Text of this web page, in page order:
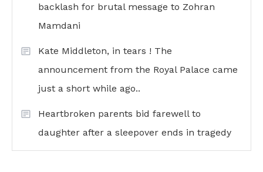
backlash for brutal message to Zohran
Mamdani
Kate Middleton, in tears ! The
announcement from the Royal Palace came
just a short while ago..
Heartbroken parents bid farewell to
daughter after a sleepover ends in tragedy